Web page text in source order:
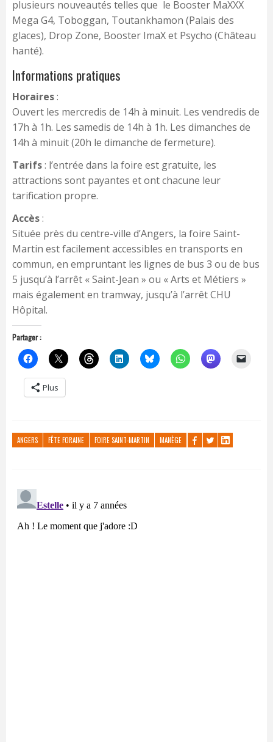
plusieurs nouveautés telles que le Booster MaXXX
Mega G4, Toboggan, Toutankhamon (Palais des
glaces), Drop Zone, Booster ImaX et Psycho (Château
hanté).
Informations pratiques
Horaires:
Ouvert les mercredis de 14h à minuit. Les vendredis de
17h à 1h. Les samedis de 14h à 1h. Les dimanches de
14h à minuit (20h le dimanche de fermeture).
Tarifs: l’entrée dans la foire est gratuite, les
attractions sont payantes et ont chacune leur
tarification propre.
Accès:
Située près du centre-ville d’Angers, la foire Saint-
Martin est facilement accessibles en transports en
commun, en empruntant les lignes de bus 3 ou de bus
5 jusqu’à l’arrêt « Saint-Jean » ou « Arts et Métiers »
mais également en tramway, jusqu’à l’arrêt CHU
Hôpital.
Partager :
Plus
ANGERS FÊTE FORAINE FOIRE SAINT-MARTIN MANÈGE